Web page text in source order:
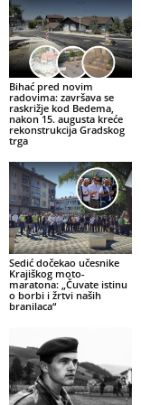
Bihać pred novim
radovima: završava se
raskrižje kod Bedema,
nakon 15. augusta kreće
rekonstrukcija Gradskog
trga
Sedić dočekao učesnike
Krajiškog moto-
maratona: „Čuvate istinu
o borbi i žrtvi naših
branilaca“